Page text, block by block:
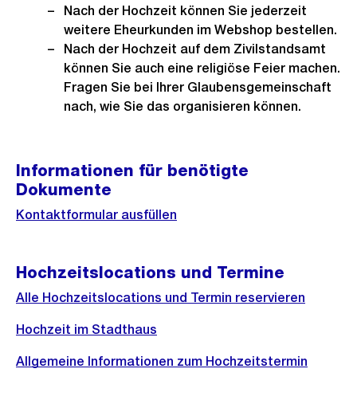
Nach der Hochzeit können Sie jederzeit
weitere Eheurkunden im Webshop bestellen.
Nach der Hochzeit auf dem Zivilstandsamt
können Sie auch eine religiöse Feier machen.
Fragen Sie bei Ihrer Glaubensgemeinschaft
nach, wie Sie das organisieren können.
Informationen für benötigte
Dokumente
Kontaktformular ausfüllen
Hochzeitslocations und Termine
Alle Hochzeitslocations und Termin reservieren
Hochzeit im Stadthaus
Allgemeine Informationen zum Hochzeitstermin